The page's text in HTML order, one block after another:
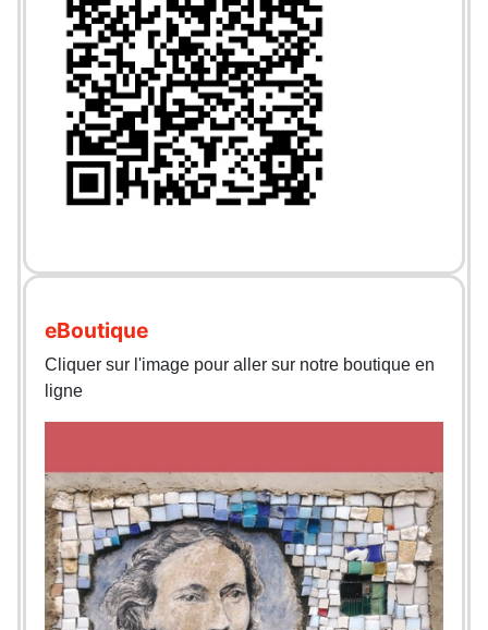
eBoutique
Cliquer sur l'image pour aller sur notre boutique en
ligne